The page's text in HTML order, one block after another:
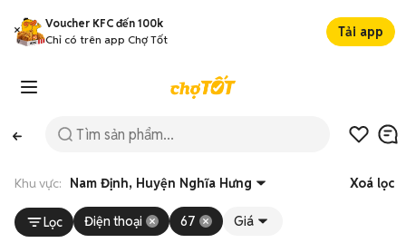
Voucher KFC đến 100k
Chỉ có trên app Chợ Tốt
Tải app
Khu vực: Nam Định, Huyện Nghĩa Hưng Xoá lọc
Lọc Điện thoại 67 Giá